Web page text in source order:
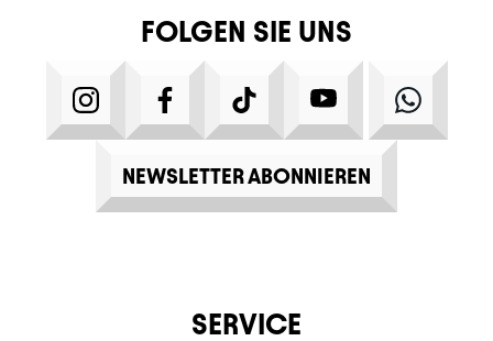
FOLGEN SIE UNS
INSTAGRAMFACEBOOKTIKTOK YOUTUBE
NEWSLETTER ABONNIEREN
SERVICE